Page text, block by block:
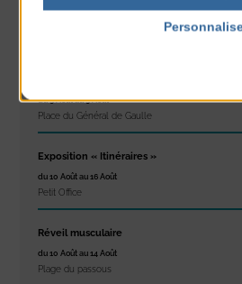
du 9 Août au 9 Août
Place du Général de Gaulle
Exposition « Itinéraires »
du 10 Août au 16 Août
Petit Office
Réveil musculaire
du 10 Août au 14 Août
Plage du passous